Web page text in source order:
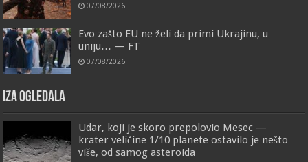
07/08/2026
Evo zašto EU ne želi da primi Ukrajinu, u
uniju… — FT
07/08/2026
IZA OGLEDALA
Udar, koji je skoro prepolovio Mesec —
krater veličine 1/10 planete ostavilo je nešto
više, od samog asteroida